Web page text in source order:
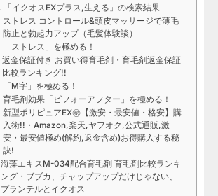
「イクオスEXプラス,生える」の検索結果
ストレス コントロール&頭皮マッサージで薄毛
防止と勃起力アップ（毛髪体験談）
「ストレス」を極める！
返金保証付き お買い得育毛剤・育毛剤返金保証
比較ランキング!!
「M字」を極める！
育毛剤効果「ビフォーアフター」を極める！
新型ポリピュアEX㊙【激安・最安値・格安】購
入術!!・Amazon,楽天,ヤフオク,公式通販,激
安・最安値極め(解約,返金含め)お得購入する秘
訣!
海藻エキスM-034配合育毛剤 育毛剤比較ランキ
ング・ブブカ、チャップアップだけじゃない、
プランテルとイクオス